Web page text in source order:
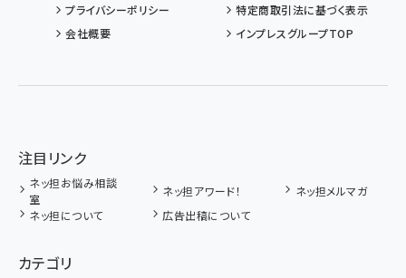
プライバシーポリシー
特定商取引法に基づく表示
会社概要
インプレスグループTOP
注目リンク
ネッ担お悩み相談
室
ネッ担アワード！
ネッ担メルマガ
ネッ担について
広告出稿について
カテゴリ